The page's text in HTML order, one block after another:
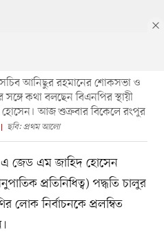
আনিছুর রহমানের শোকসভা ও
কথা বলছেন বিএনপির স্থায়ী
আজ শুক্রবার বিকেলে রংপুর
ছবি: প্রথম আলো
এ জেড এম জাহিদ হোসেন
প্রতিনিধিত্ব) পদ্ধতি চালুর
লোক নির্বাচনকে প্রলম্বিত